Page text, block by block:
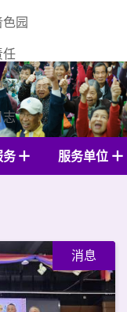
园
任
心
志
务 服务单位
消息